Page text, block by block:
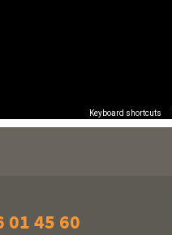
Keyboard shortcuts
01 45 60